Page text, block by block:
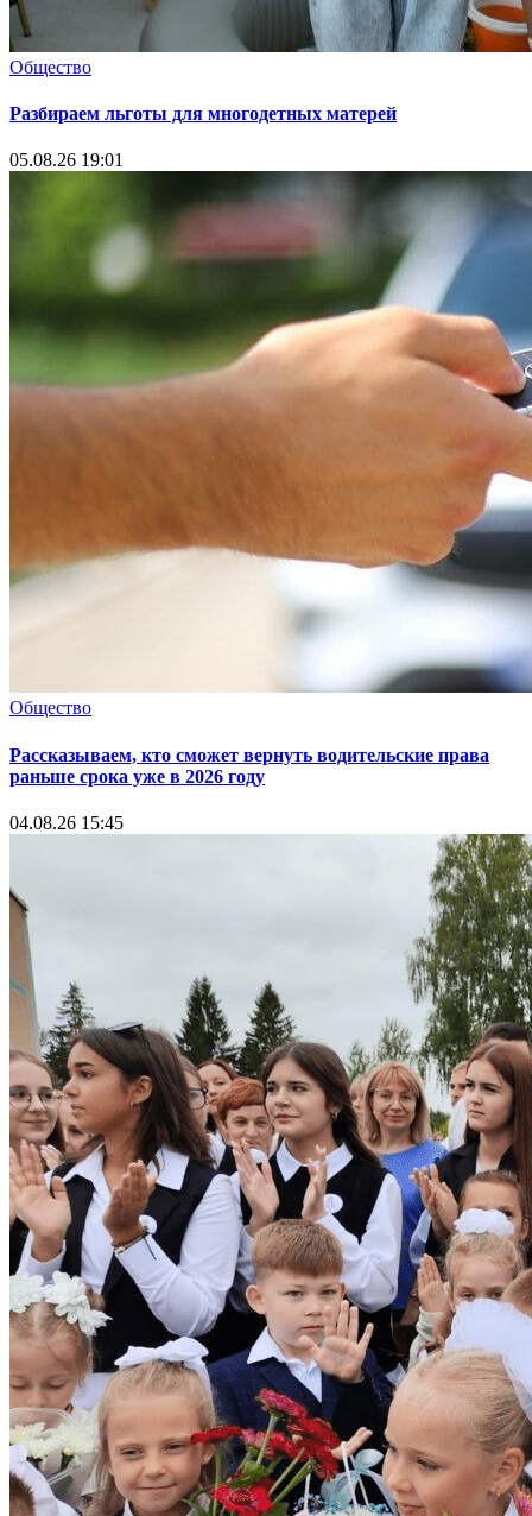
Общество
Разбираем льготы для многодетных матерей
05.08.26 19:01
Общество
Рассказываем, кто сможет вернуть водительские права
раньше срока уже в 2026 году
04.08.26 15:45